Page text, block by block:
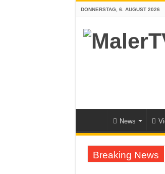
DONNERSTAG, 6. AUGUST 2026
News
Breaking News